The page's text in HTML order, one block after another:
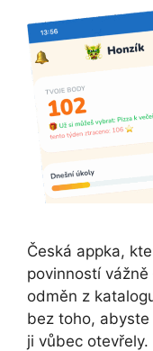
Česká appka,
povinností
odměn z
bez toho,
ji vůbec otevřely.